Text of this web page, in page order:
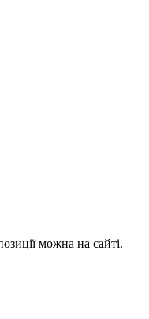
можна на сайті.